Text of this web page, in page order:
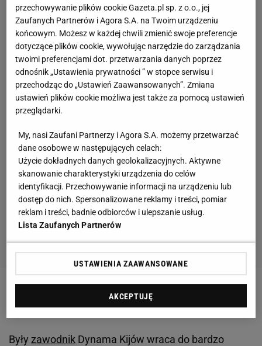
Polak grał do 75. minuty, kiedy to został zmieniony
przez Silvere Ganvoulę Mboussy.
Były zawodnik Dynama Kijów wraca do bardzo
przechowywanie plików cookie Gazeta.pl sp. z o.o., jej
Zaufanych Partnerów i Agora S.A. na Twoim urządzeniu
końcowym. Możesz w każdej chwili zmienić swoje preferencje
dotyczące plików cookie, wywołując narzędzie do zarządzania
twoimi preferencjami dot. przetwarzania danych poprzez
odnośnik „Ustawienia prywatności ” w stopce serwisu i
przechodząc do „Ustawień Zaawansowanych”. Zmiana
ustawień plików cookie możliwa jest także za pomocą ustawień
przeglądarki.
My, nasi Zaufani Partnerzy i Agora S.A. możemy przetwarzać
dane osobowe w następujących celach:
Użycie dokładnych danych geolokalizacyjnych. Aktywne
skanowanie charakterystyki urządzenia do celów
identyfikacji. Przechowywanie informacji na urządzeniu lub
dostęp do nich. Spersonalizowane reklamy i treści, pomiar
reklam i treści, badnie odbiorców i ulepszanie usług.
Lista Zaufanych Partnerów
USTAWIENIA ZAAWANSOWANE
AKCEPTUJĘ